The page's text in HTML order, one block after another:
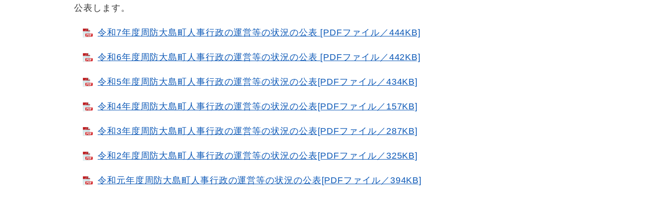
公表します。
令和7年度周防大島町人事行政の運営等の状況の公表 [PDFファイル／444KB]
令和6年度周防大島町人事行政の運営等の状況の公表 [PDFファイル／442KB]
令和5年度周防大島町人事行政の運営等の状況の公表[PDFファイル／434KB]
令和4年度周防大島町人事行政の運営等の状況の公表[PDFファイル／157KB]
令和3年度周防大島町人事行政の運営等の状況の公表[PDFファイル／287KB]
令和2年度周防大島町人事行政の運営等の状況の公表[PDFファイル／325KB]
令和元年度周防大島町人事行政の運営等の状況の公表[PDFファイル／394KB]